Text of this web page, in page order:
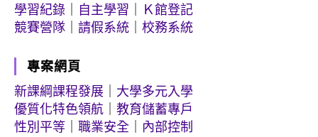
學習紀錄
自主學習
Ｋ館登記
競賽營隊
請假系統 校務系統
專案網頁
新課綱課程發展
大學多元入學
優質化特色領航
教育儲蓄專戶
性別平等
職業安全
內部控制